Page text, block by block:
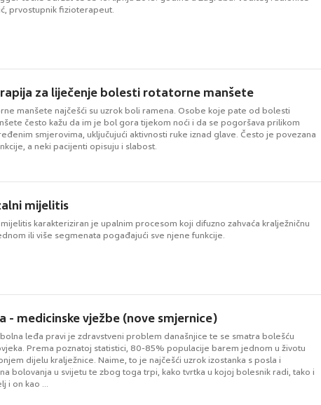
prvostupnik fizioterapeut.
za liječenje bolesti rotatorne manšete
manšete najčešći su uzrok boli ramena. Osobe koje pate od bolesti
često kažu da im je bol gora tijekom noći i da se pogoršava prilikom
smjerovima, uključujući aktivnosti ruke iznad glave. Često je povezana
a neki pacijenti opisuju i slabost.
mijelitis
karakteriziran je upalnim procesom koji difuzno zahvaća kralježničnu
ili više segmenata pogađajući sve njene funkcije.
- medicinske vježbe (nove smjernice)
leđa pravi je zdravstveni problem današnjice te se smatra bolešću
Prema poznatoj statistici, 80-85% populacije barem jednom u životu
dijelu kralježnice. Naime, to je najčešći uzrok izostanka s posla i
bolovanja u svijetu te zbog toga trpi, kako tvrtka u kojoj bolesnik radi, tako i
i on kao ...